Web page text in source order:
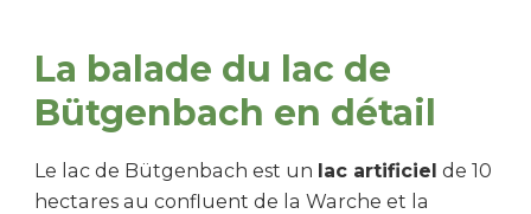
La balade du lac de
Bütgenbach en détail
Le lac de Bütgenbach est un lac artificiel de 10
hectares au confluent de la Warche et la